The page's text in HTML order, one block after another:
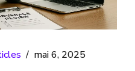
mai 6, 2025